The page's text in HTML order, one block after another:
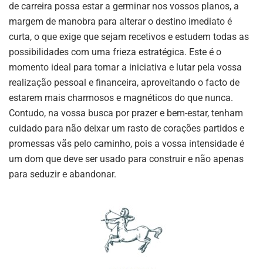
de carreira possa estar a germinar nos vossos planos, a
margem de manobra para alterar o destino imediato é
curta, o que exige que sejam recetivos e estudem todas as
possibilidades com uma frieza estratégica. Este é o
momento ideal para tomar a iniciativa e lutar pela vossa
realização pessoal e financeira, aproveitando o facto de
estarem mais charmosos e magnéticos do que nunca.
Contudo, na vossa busca por prazer e bem-estar, tenham
cuidado para não deixar um rasto de corações partidos e
promessas vãs pelo caminho, pois a vossa intensidade é
um dom que deve ser usado para construir e não apenas
para seduzir e abandonar.